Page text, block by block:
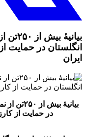
انگلستان در حمایت
ایران
بیانیهٔ بیش از ۲۵۰تن از نمایندگان مجلسین عوام و اعیان انگلستان
در حمایت از